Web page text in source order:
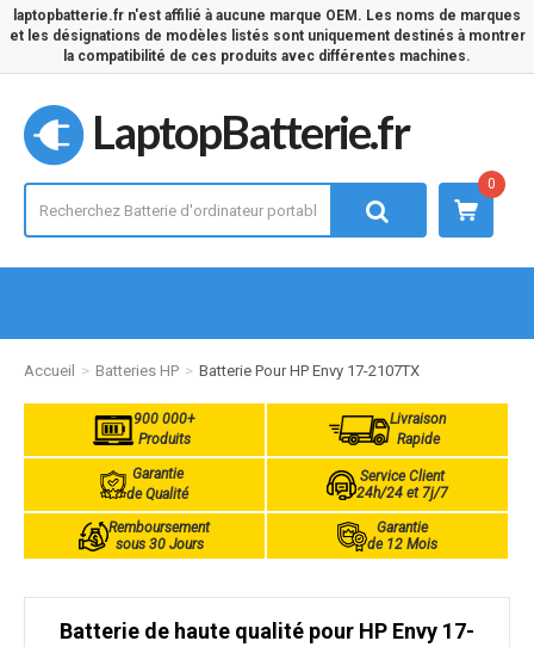
laptopbatterie.fr n'est affilié à aucune marque OEM. Les noms de marques
et les désignations de modèles listés sont uniquement destinés à montrer
la compatibilité de ces produits avec différentes machines.
LaptopBatterie.fr
0
Accueil Batteries HP Batterie Pour HP Envy 17-2107TX
900 000+
Produits
Livraison
Rapide
Garantie
de Qualité
Service Client
24h/24 et 7j/7
Remboursement
sous 30 Jours
Garantie
de 12 Mois
Batterie de haute qualité pour HP Envy 17-